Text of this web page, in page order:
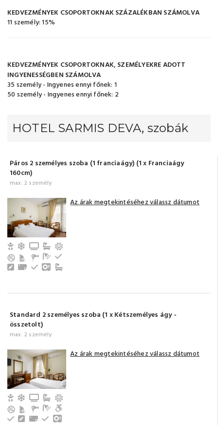
KEDVEZMÉNYEK CSOPORTOKNAK SZÁZALÉKBAN SZÁMOLVA
11 személy: 15%
KEDVEZMÉNYEK CSOPORTOKNAK, SZEMÉLYEKRE ADOTT
INGYENESSÉGBEN SZÁMOLVA
35 személy - Ingyenes ennyi főnek: 1
50 személy - Ingyenes ennyi főnek: 2
HOTEL SARMIS DEVA, szobák
Páros 2 személyes szoba (1 franciaágy) (1 x Franciaágy
160cm)
max. 2 személy
Gyerek- és bababarát
Légkondicionálás
TV Fürdőszoba fürdőkáddal (saját)
Fürdőszoba tusolóval (saját)
ÍróasztalTörölközők
Emeleti
Széf
Az árak megtekintéséhez válassz dátumot
Standard 2 személyes szoba (1 x Kétszemélyes ágy -
összetolt)
max. 2 személy
Gyerek- és bababarát
Légkondicionálás
TV Fürdőszoba fürdőkáddal (saját)
Fürdőszoba tusolóval (saját)
Hűtőszekrény
ÍróasztalTörölközők
Emeleti
Az árak megtekintéséhez válassz dátumot